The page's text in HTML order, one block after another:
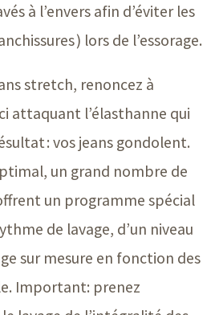
à l’envers afin d’éviter les
) lors de l’essorage.
stretch, renoncez à
attaquant l’élasthanne qui
: vos jeans gondolent.
un grand nombre de
un programme spécial
de lavage, d’un niveau
sur mesure en fonction des
Important: prenez